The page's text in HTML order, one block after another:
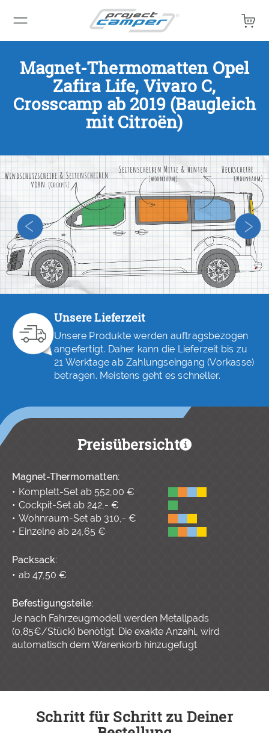
Magnet-Thermomatten Opel
Zafira Life, Vivaro C,
Crosscamp ab 2019 (Baugleich
mit Citroën)
Unsere Lieferzeit
Unsere Produkte werden auftragsbezogen
angefertigt. Daher kann die Lieferzeit bis zu
21 Werktage ab Zahlungseingang (Vorkasse)
betragen. Meistens geht es schneller.
Preisübersicht
Magnet-Thermomatten:
Komplett-Set ab 552,00 €
Cockpit-Set ab 242,- €
Wohnraum-Set ab 310,- €
Einzelne ab 24,65 €
Packsack:
ab 47,50 €
Befestigungsteile:
Je nach Fahrzeugmodell werden Metallpads
(0,85€/Stück) benötigt. Die exakte Anzahl, wird
automatisch dem Warenkorb hinzugefügt
Schritt für Schritt zu Deiner